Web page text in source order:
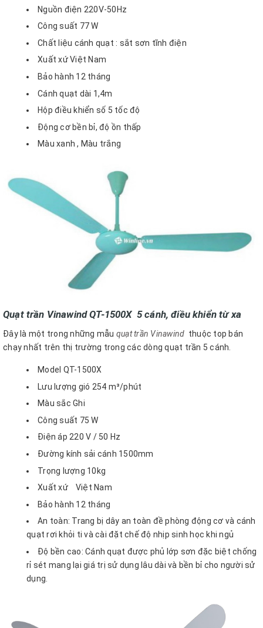
Nguồn điện 220V-50Hz
Công suất 77 W
Chất liệu cánh quạt : sắt sơn tĩnh điện
Xuất xứ Việt Nam
Bảo hành 12 tháng
Cánh quạt dài 1,4m
Hộp điều khiển số 5 tốc độ
Động cơ bền bỉ, độ ồn thấp
Màu xanh , Màu trắng
Quạt trần Vinawind QT-1500X 5 cánh, điều khiển từ xa
Đây là một trong những mẫu quạt trần Vinawind thuộc top bán
chạy nhất trên thị trường trong các dòng quạt trần 5 cánh.
Model QT-1500X
Lưu lượng gió 254 m³/phút
Màu sắc Ghi
Công suất 75 W
Điện áp 220 V / 50 Hz
Đường kính sải cánh 1500mm
Trọng lượng 10kg
Xuất xứ Việt Nam
Bảo hành 12 tháng
An toàn: Trang bị dây an toàn đề phòng động cơ và cánh
quạt rơi khỏi ti và cài đặt chế độ nhịp sinh học khi ngủ
Độ bền cao: Cánh quạt được phủ lớp sơn đặc biệt chống
rỉ sét mang lại giá trị sử dụng lâu dài và bền bỉ cho người sử
dụng.